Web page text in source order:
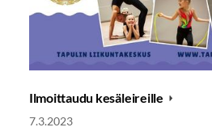
Ilmoittaudu kesäleireille
7.3.2023